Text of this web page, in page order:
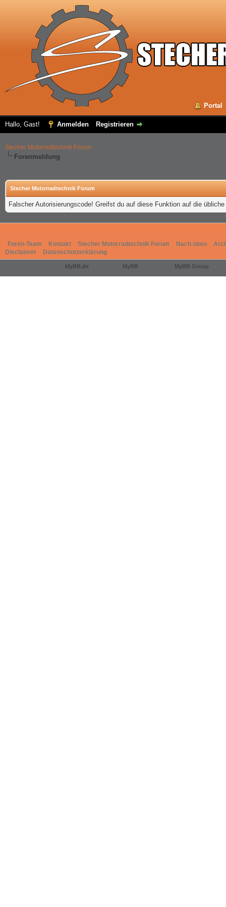
Portal
Hallo, Gast! Anmelden Registrieren
Stecher Motorradtechnik Forum
Forenmeldung
Stecher Motorradtechnik Forum
Falscher Autorisierungscode! Greifst du auf diese Funktion auf die
Foren-Team Kontakt Stecher Motorradtechnik Forum Nach oben
Disclaimer
Datenschutzerklärung
MyBB.de MyBB MyBB Group